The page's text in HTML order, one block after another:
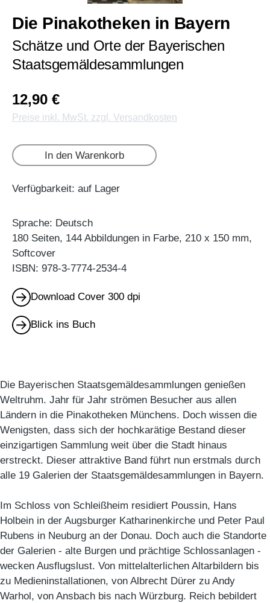
Die Pinakotheken in Bayern
Schätze und Orte der Bayerischen
Staatsgemäldesammlungen
12,90 €
Preise inkl. MwSt. zzgl. Versandkosten
In den Warenkorb
Verfügbarkeit: auf Lager
Sprache: Deutsch
180 Seiten, 144 Abbildungen in Farbe, 210 x 150 mm,
Softcover
ISBN: 978-3-7774-2534-4
Download Cover 300 dpi
Blick ins Buch
Die Bayerischen Staatsgemäldesammlungen genießen
Weltruhm. Jahr für Jahr strömen Besucher aus allen
Ländern in die Pinakotheken Münchens. Doch wissen die
Wenigsten, dass sich der hochkarätige Bestand dieser
einzigartigen Sammlung weit über die Stadt hinaus
erstreckt. Dieser attraktive Band führt nun erstmals durch
alle 19 Galerien der Staatsgemäldesammlungen in Bayern.
Im Schloss von Schleißheim residiert Poussin, Hans
Holbein in der Augsburger Katharinenkirche und Peter Paul
Rubens in Neuburg an der Donau. Doch auch die Standorte
der Galerien - alte Burgen und prächtige Schlossanlagen -
wecken Ausflugslust. Von mittelalterlichen Altarbildern bis
zu Medieninstallationen, von Albrecht Dürer zu Andy
Warhol, von Ansbach bis nach Würzburg. Reich bebildert